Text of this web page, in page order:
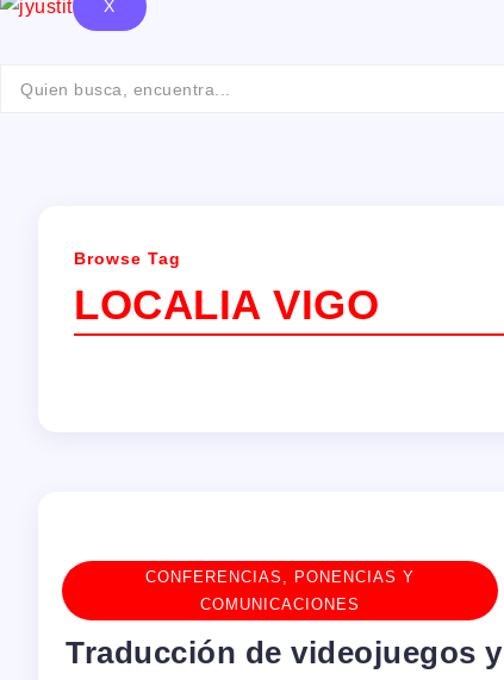
X
Browse Tag
LOCALIA VIGO
CONFERENCIAS, PONENCIAS Y
COMUNICACIONES
Traducción de videojuegos y